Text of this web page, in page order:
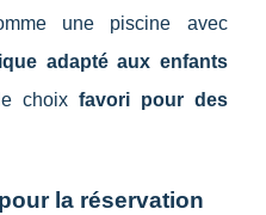
une piscine avec
adapté aux enfants
choix favori pour des
la réservation